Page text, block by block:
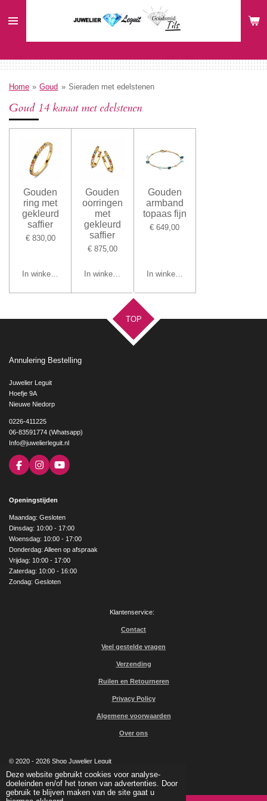
Deze website gebruikt cookies voor analyse-
doeleinden en/of het tonen van advertenties. Door
gebruik te blijven maken van de site gaat u
direct
hoofdinhoud
Home » Goud » Sieraden met edelstenen
Goud 14 karaat met edelstenen
Gouden
ring met
gekleurd
saffier
€ 830,00
In winkelwagen
Gouden
oorringen
met
gekleurd
saffier
€ 875,00
In winkelwagen
Gouden
armband
topaas fijn
€ 649,00
In winkelwagen
TOP
Annulering Bestelling
Juwelier Leguit
Hoefje 9A
Nieuwe Niedorp
0226-411225
06-83591774 (Whatsapp)
Info@juwelierleguit.nl
F
a
b
o
k
I
n
a
g
r
a
m
Y
o
e
Openingstijden
Maandag: Gesloten
Dinsdag: 10:00 - 17:00
Woensdag: 10:00 - 17:00
Donderdag: Alleen op afspraak
Vrijdag: 10:00 - 17:00
Zaterdag: 10:00 - 16:00
Zondag: Gesloten
Klantenservice:
Contact
Veel gestelde vragen
Verzending
Ruilen en Retourneren
Privacy Policy
Algemene voorwaarden
Over ons
© 2020 - 2026 Shop Juwelier Leguit
Powered byJouwWeb